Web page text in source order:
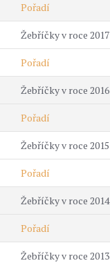
Pořadí
Žebříčky v roce 2017
Pořadí
Žebříčky v roce 2016
Pořadí
Žebříčky v roce 2015
Pořadí
Žebříčky v roce 2014
Pořadí
Žebříčky v roce 2013